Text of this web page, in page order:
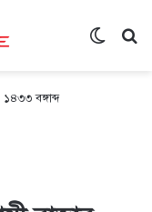
বঙ্গাব্দ